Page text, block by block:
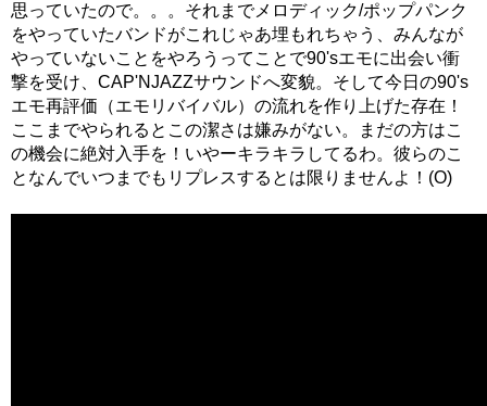
思っていたので。。。それまでメロディック/ポップパンク
をやっていたバンドがこれじゃあ埋もれちゃう、みんなが
やっていないことをやろうってことで90'sエモに出会い衝
撃を受け、CAP'NJAZZサウンドへ変貌。そして今日の90's
エモ再評価（エモリバイバル）の流れを作り上げた存在！
ここまでやられるとこの潔さは嫌みがない。まだの方はこ
の機会に絶対入手を！いやーキラキラしてるわ。彼らのこ
となんでいつまでもリプレスするとは限りませんよ！(O)